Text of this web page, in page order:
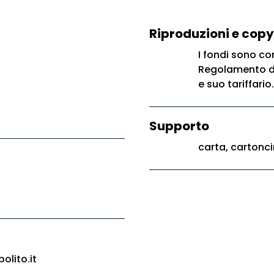
Riproduzioni e
I fondi sono
Regolamento
e suo tariffario.
Supporto
carta,